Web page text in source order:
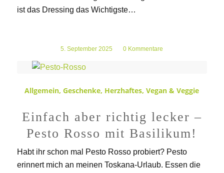
ist das Dressing das Wichtigste…
5. September 2025
/ 0 Kommentare
Allgemein,Geschenke, Herzhaftes,Vegan & Veggie
Einfach aber richtig lecker –
Pesto Rosso mit Basilikum!
Habt ihr schon mal Pesto Rosso probiert? Pesto
erinnert mich an meinen Toskana-Urlaub. Essen die